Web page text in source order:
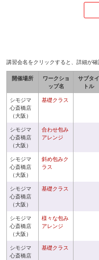
講習会名をクリックすると、詳細が
開催場所
ワークショ
ップ名
サブタイ
トル
シモジマ
心斎橋店
（大阪）
基礎クラス
シモジマ
心斎橋店
（大阪）
合わせ包み
アレンジ
シモジマ
心斎橋店
（大阪）
斜め包みク
ラス
シモジマ
心斎橋店
（大阪）
基礎クラス
シモジマ
心斎橋店
（大阪）
様々な包み
アレンジ
シモジマ
心斎橋店
基礎クラス